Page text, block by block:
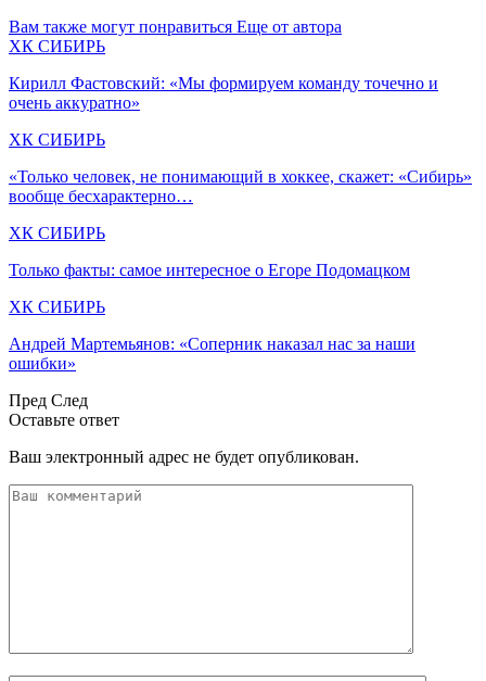
Вам также могут понравиться Еще от автора
ХК СИБИРЬ
Кирилл Фастовский: «Мы формируем команду точечно и
очень аккуратно»
ХК СИБИРЬ
«Только человек, не понимающий в хоккее, скажет: «Сибирь»
вообще бесхарактерно…
ХК СИБИРЬ
Только факты: самое интересное о Егоре Подомацком
ХК СИБИРЬ
Андрей Мартемьянов: «Соперник наказал нас за наши
ошибки»
Пред След
Оставьте ответ
Ваш электронный адрес не будет опубликован.